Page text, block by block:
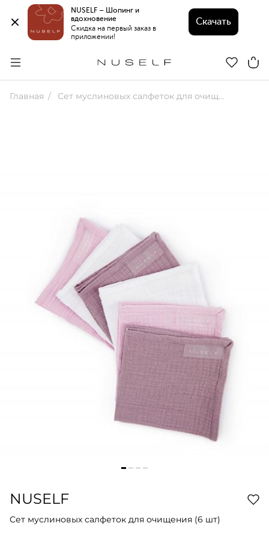
NUSELF – Шопинг и
вдохновение
Скидка на первый заказ в
приложении!
Скачать
Главная Сет муслиновых салфеток для очищения (6 шт)
NUSELF
Сет муслиновых салфеток для очищения (6 шт)